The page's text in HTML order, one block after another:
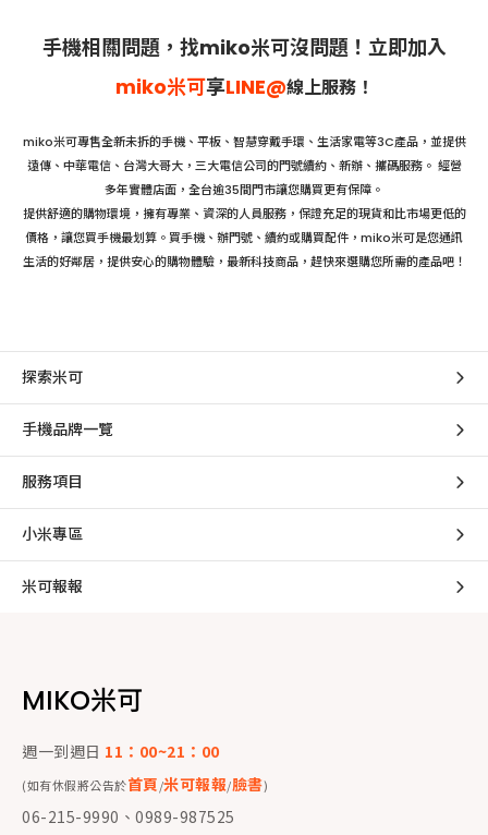
手機相關問題，找miko米可沒問題！立即加入
miko米可享LINE@線上服務！
miko米可專售全新未拆的手機、平板、智慧穿戴手環、生活家電等3C產品，並提供
遠傳、中華電信、台灣大哥大，三大電信公司的門號續約、新辦、攜碼服務。 經營
多年實體店面，全台逾35間門市讓您購買更有保障。
提供舒適的購物環境，擁有專業、資深的人員服務，保證充足的現貨和比市場更低的
價格，讓您買手機最划算。買手機、辦門號、續約或購買配件，miko米可是您通訊
生活的好鄰居，提供安心的購物體驗，最新科技商品，趕快來選購您所需的產品吧！
探索米可
手機品牌一覽
服務項目
小米專區
米可報報
MIKO米可
週一到週日 11：00~21：00
(如有休假將公告於首頁/米可報報/臉書)
06-215-9990、0989-987525